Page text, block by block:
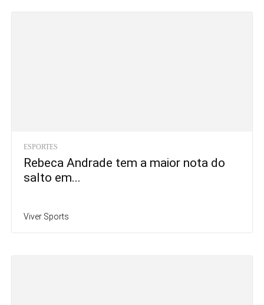
ESPORTES
Rebeca Andrade tem a maior nota do
salto em...
Viver Sports